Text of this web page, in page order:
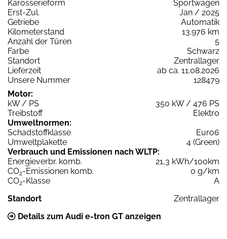
Karosserieform
Sportwagen
Erst-Zul.
Jan / 2025
Getriebe
Automatik
Kilometerstand
13.976 km
Anzahl der Türen
5
Farbe
Schwarz
Standort
Zentrallager
Lieferzeit
ab ca. 11.08.2026
Unsere Nummer
128479
Motor:
kW / PS
350 kW / 476 PS
Treibstoff
Elektro
Umweltnormen:
Schadstoffklasse
Euro6
Umweltplakette
4 (Green)
Verbrauch und Emissionen nach WLTP:
Energieverbr. komb.
21,3 kWh/100km
CO2-Emissionen komb.
0 g/km
CO2-Klasse
A
Standort
Zentrallager
Details zum Audi e-tron GT anzeigen